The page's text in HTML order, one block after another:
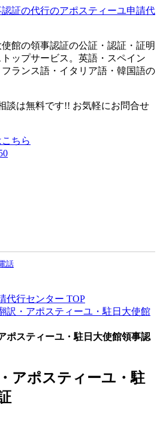
館の領事認証の公証・認証・証明
ップサービス。英語・スペイン
ランス語・イタリア語・韓国語の
談は無料です!! お気軽にお問合せ
ちら
話
代行センター TOP
訳・アポスティーユ・駐日大使館
ポスティーユ・駐日大使館領事認
アポスティーユ・駐